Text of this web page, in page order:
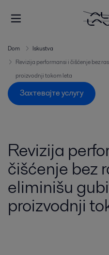
Dom
Iskustva
Revizija performansi i čišćenje bez
proizvodnji tokom leta
Захтевајте услугу
Revizija
čišćenje bez
eliminišu
proizvodnji